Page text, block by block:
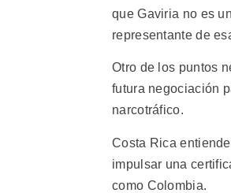
que Gaviria no es
representante de
Otro de los puntos
futura negociación
narcotráfico.
Costa Rica
impulsar una
como Colombia.